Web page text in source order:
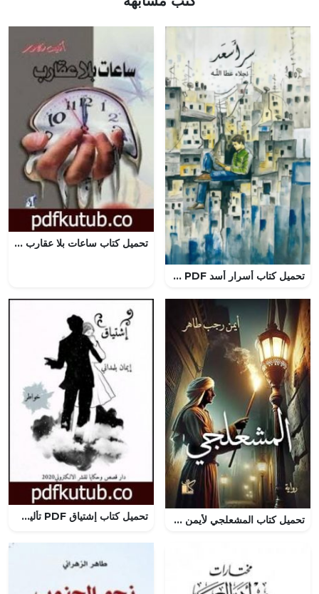
تحميل كتاب أسرار أسد PDF نجلاء عطا الله مجانا برابط مباشر
تحميل كتاب ساعات بلا عقارب PDF تأليف أنيس منصور مجانا [كامل]
تحميل كتاب المشعلجي لأيمن رجب طاهر بصيغة PDF مجانا تحميل كتاب إشتياق PDF تأليف إيمان بلمداني مجانا [كامل]